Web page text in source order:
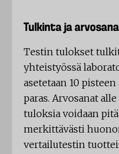
Tulkinta ja arvosana
Testin tulokset
yhteistyössä
asetetaan 10
paras. Arvosanat
tuloksia voidaan
merkittävästi
vertailutestin